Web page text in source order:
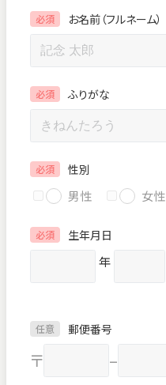
必須 お名前（フルネーム）
必須 ふりがな
必須 性別
男性 女性
必須 生年月日
年
任意 郵便番号
〒 –